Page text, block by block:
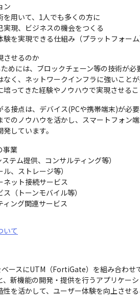
ン
用いて、1人でも多くの方に
実現、ビジネスの機会をつくる
験を実現できる仕組み（プラットフォー
せるのか
めには、ブロックチェーン等の技術が必
く、ネットワークインフラに強いことが
ってきた経験やノウハウで実現させるこ
接点は、デバイス(PCや携帯端末)が必要
のノウハウを活かし、スマートフォン端
しています。
事業
テム提供、コンサルティング等）
、ストレージ等）
ネット接続サービス
（トーンモバイル等）
ィング関連サービス
いて
ースにUTM（FortiGate）を組み合わせ
新機能の開発・提供を行うアプリケー
を活かして、ユーザー体験を向上させる